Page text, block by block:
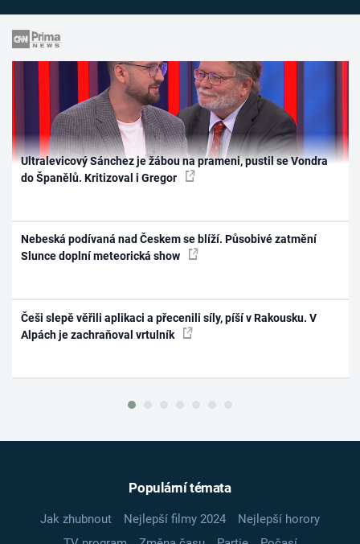
Ultralevicový Sánchez je žábou na prameni, pustil se Vondra
do Španělů. Kritizoval i Gregor
Nebeská podívaná nad Českem se blíží. Působivé zatmění
Slunce doplní meteorická show
Češi slepě věřili aplikaci a přecenili síly, píší v Rakousku. V
Alpách je zachraňoval vrtulník
Populární témata
Jak zhubnout Nejlepší filmy 2024
Nejlepší horory